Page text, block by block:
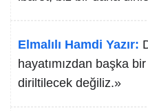
Elmalılı Hamdi Yazır:
hayatımızdan başka
diriltilecek değiliz.»